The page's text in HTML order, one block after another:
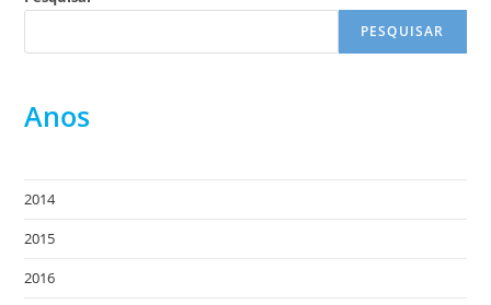
PESQUISAR
Anos
2014
2015
2016